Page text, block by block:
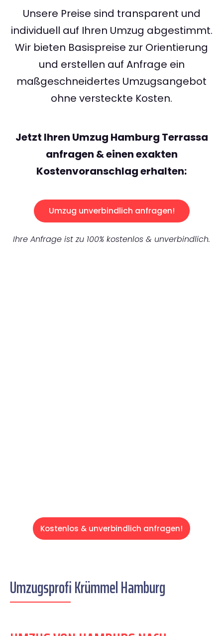
Unsere Preise sind transparent und
individuell auf Ihren Umzug abgestimmt.
Wir bieten Basispreise zur Orientierung
und erstellen auf Anfrage ein
maßgeschneidertes Umzugsangebot
ohne versteckte Kosten.
Jetzt Ihren Umzug Hamburg Terrassa
anfragen & einen exakten
Kostenvoranschlag erhalten:
Umzug unverbindlich anfragen!
Ihre Anfrage ist zu 100% kostenlos & unverbindlich.
Kostenlos & unverbindlich anfragen!
Umzugsprofi Krümmel Hamburg